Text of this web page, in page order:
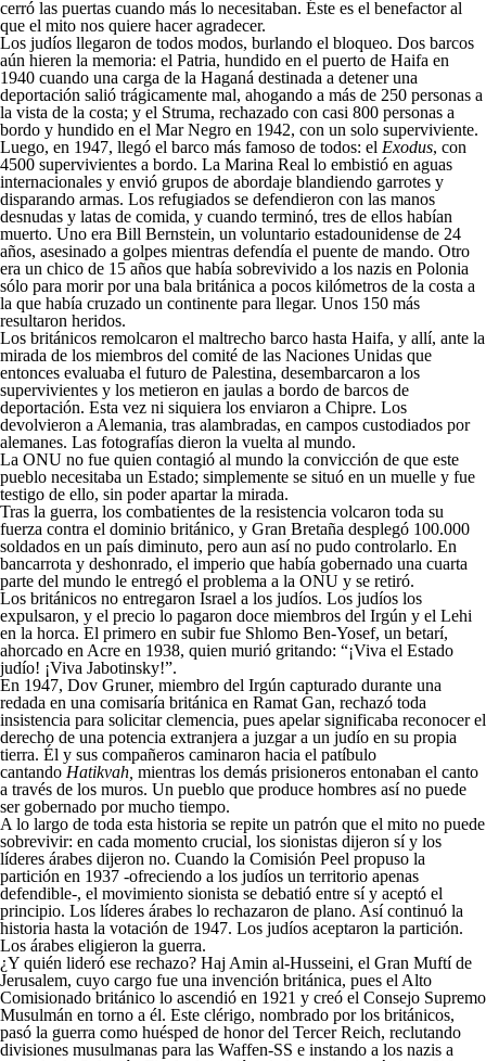
cerró las puertas cuando más lo necesitaban. Éste es el benefactor al
que el mito nos quiere hacer agradecer.
Los judíos llegaron de todos modos, burlando el bloqueo. Dos barcos
aún hieren la memoria: el Patria, hundido en el puerto de Haifa en
1940 cuando una carga de la Haganá destinada a detener una
deportación salió trágicamente mal, ahogando a más de 250 personas a
la vista de la costa; y el Struma, rechazado con casi 800 personas a
bordo y hundido en el Mar Negro en 1942, con un solo superviviente.
Luego, en 1947, llegó el barco más famoso de todos: el Exodus, con
4500 supervivientes a bordo. La Marina Real lo embistió en aguas
internacionales y envió grupos de abordaje blandiendo garrotes y
disparando armas. Los refugiados se defendieron con las manos
desnudas y latas de comida, y cuando terminó, tres de ellos habían
muerto. Uno era Bill Bernstein, un voluntario estadounidense de 24
años, asesinado a golpes mientras defendía el puente de mando. Otro
era un chico de 15 años que había sobrevivido a los nazis en Polonia
sólo para morir por una bala británica a pocos kilómetros de la costa a
la que había cruzado un continente para llegar. Unos 150 más
resultaron heridos.
Los británicos remolcaron el maltrecho barco hasta Haifa, y allí, ante la
mirada de los miembros del comité de las Naciones Unidas que
entonces evaluaba el futuro de Palestina, desembarcaron a los
supervivientes y los metieron en jaulas a bordo de barcos de
deportación. Esta vez ni siquiera los enviaron a Chipre. Los
devolvieron a Alemania, tras alambradas, en campos custodiados por
alemanes. Las fotografías dieron la vuelta al mundo.
La ONU no fue quien contagió al mundo la convicción de que este
pueblo necesitaba un Estado; simplemente se situó en un muelle y fue
testigo de ello, sin poder apartar la mirada.
Tras la guerra, los combatientes de la resistencia volcaron toda su
fuerza contra el dominio británico, y Gran Bretaña desplegó 100.000
soldados en un país diminuto, pero aun así no pudo controlarlo. En
bancarrota y deshonrado, el imperio que había gobernado una cuarta
parte del mundo le entregó el problema a la ONU y se retiró.
Los británicos no entregaron Israel a los judíos. Los judíos los
expulsaron, y el precio lo pagaron doce miembros del Irgún y el Lehi
en la horca. El primero en subir fue Shlomo Ben-Yosef, un betarí,
ahorcado en Acre en 1938, quien murió gritando: “¡Viva el Estado
judío! ¡Viva Jabotinsky!”.
En 1947, Dov Gruner, miembro del Irgún capturado durante una
redada en una comisaría británica en Ramat Gan, rechazó toda
insistencia para solicitar clemencia, pues apelar significaba reconocer el
derecho de una potencia extranjera a juzgar a un judío en su propia
tierra. Él y sus compañeros caminaron hacia el patíbulo
cantando Hatikvah, mientras los demás prisioneros entonaban el canto
a través de los muros. Un pueblo que produce hombres así no puede
ser gobernado por mucho tiempo.
A lo largo de toda esta historia se repite un patrón que el mito no puede
sobrevivir: en cada momento crucial, los sionistas dijeron sí y los
líderes árabes dijeron no. Cuando la Comisión Peel propuso la
partición en 1937 -ofreciendo a los judíos un territorio apenas
defendible-, el movimiento sionista se debatió entre sí y aceptó el
principio. Los líderes árabes lo rechazaron de plano. Así continuó la
historia hasta la votación de 1947. Los judíos aceptaron la partición.
Los árabes eligieron la guerra.
¿Y quién lideró ese rechazo? Haj Amin al-Husseini, el Gran Muftí de
Jerusalem, cuyo cargo fue una invención británica, pues el Alto
Comisionado británico lo ascendió en 1921 y creó el Consejo Supremo
Musulmán en torno a él. Este clérigo, nombrado por los británicos,
pasó la guerra como huésped de honor del Tercer Reich, reclutando
divisiones musulmanas para las Waffen-SS e instando a los nazis a